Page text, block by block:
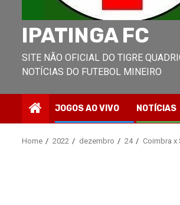
IPATINGA FC
SITE NÃO OFICIAL DO TIGRE
NOTÍCIAS DO FUTEBOL MINEIRO
JOGOS AO VIVO NOTÍCIAS
Home 2022 dezembro 24 Coimbra x